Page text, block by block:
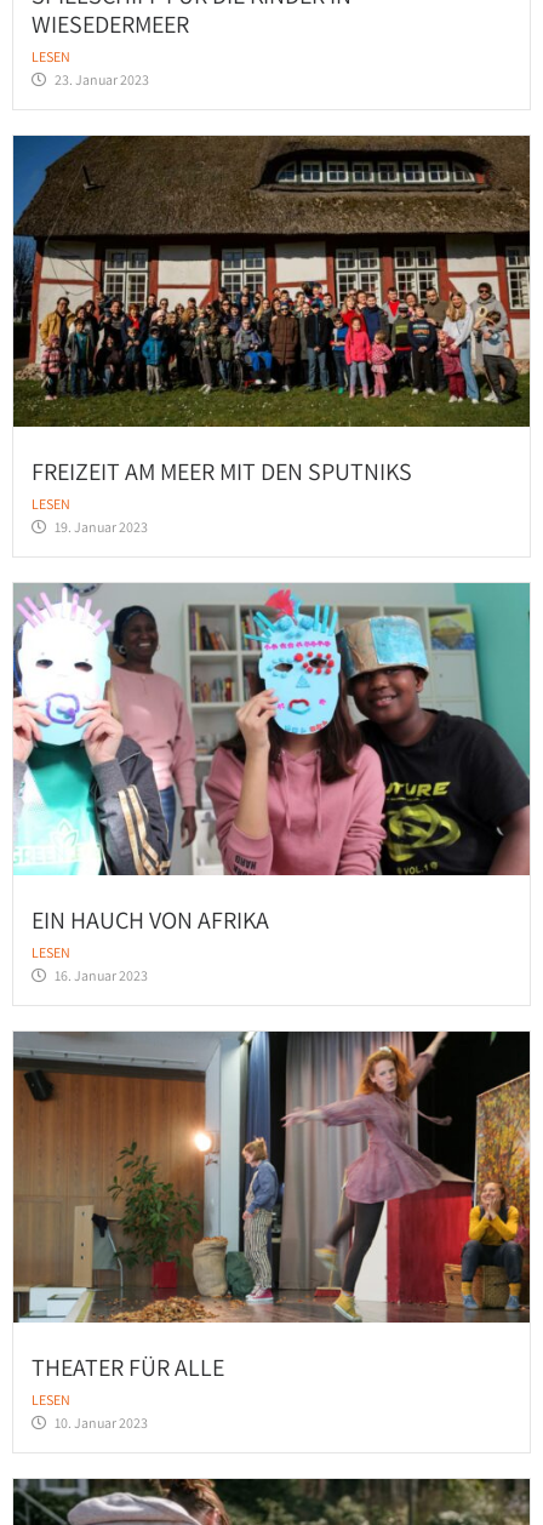
WIESEDERMEER
LESEN
23. Januar 2023
FREIZEIT AM MEER MIT DEN SPUTNIKS
LESEN
19. Januar 2023
EIN HAUCH VON AFRIKA
LESEN
16. Januar 2023
THEATER FÜR ALLE
LESEN
10. Januar 2023